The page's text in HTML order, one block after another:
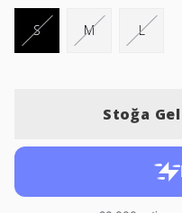
S M L
Stoğa